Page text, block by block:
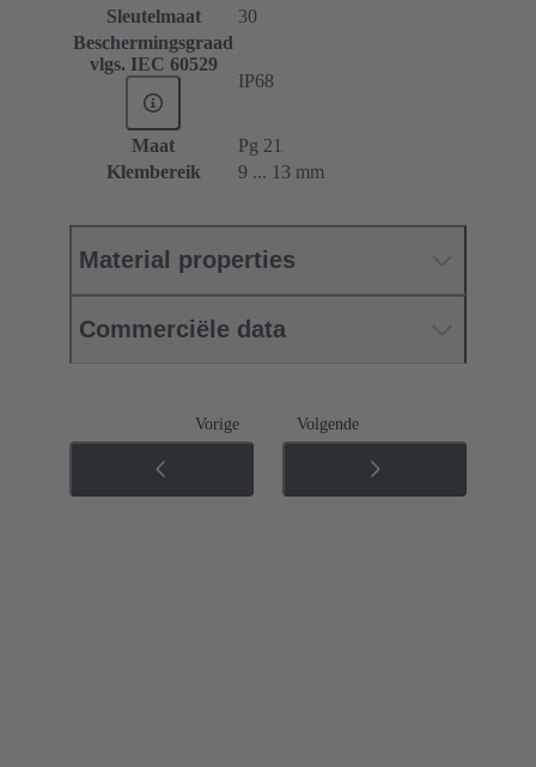
Sleutelmaat
30
Beschermingsgraad
vlgs. IEC 60529
IP68
Maat
Pg 21
Klembereik
9 ... 13 mm
Material properties
Commerciële data
Vorige Volgende